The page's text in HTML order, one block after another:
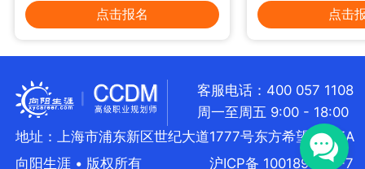
点击报名 点击
客服电话：400 057 1108
周一至周五 9:00 - 18:00
地址：上海市浦东新区世纪大道1777号东方希望大厦5A
向阳生涯 • 版权所有
沪ICP备 10018957号-7